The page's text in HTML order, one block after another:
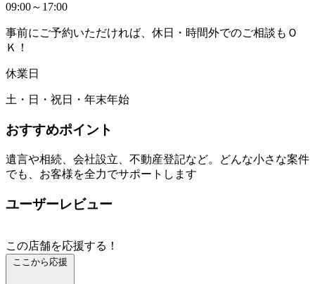
09:00～17:00
事前にご予約いただければ、休日・時間外でのご相談もＯ
Ｋ！
休業日
土・日・祝日・年末年始
おすすめポイント
遺言や相続、会社設立、不動産登記など。どんな小さな案件
でも、お客様を全力でサポートします
ユーザーレビュー
この店舗を応援する！
ここから応援